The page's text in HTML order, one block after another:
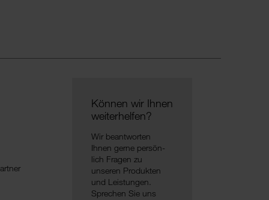
Können wir Ihnen
weiter­helfen?
Wir beant­worten
Ihnen gerne persön­
lich Fragen zu
unseren Produkten
und Leis­tungen.
Spre­chen Sie uns